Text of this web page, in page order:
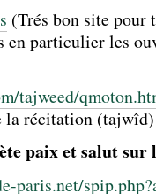
(Trés bon site pour
en particulier les
tajweed/
la récitation
paix et salut sur
paris.net/